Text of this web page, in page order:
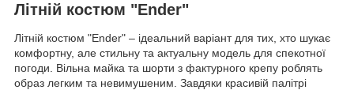
Літній костюм "Ender"
Літній костюм "Ender" – ідеальний варіант для тих, хто шукає
комфортну, але стильну та актуальну модель для спекотної
погоди. Вільна майка та шорти з фактурного крепу роблять
образ легким та невимушеним. Завдяки красивій палітрі